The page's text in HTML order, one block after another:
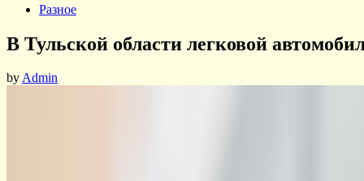
PostedРазное
В Тульской области легковой
byAdmin